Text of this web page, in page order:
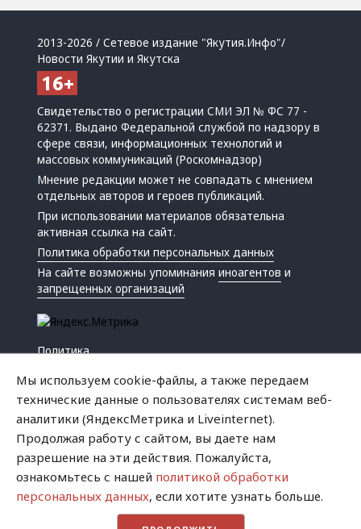
2013-2026 / Сетевое издание "Якутия.Инфо"/
Новости Якутии и Якутска
Свидетельство о регистрации СМИ ЭЛ № ФС 77 -
62371. Выдано Федеральной службой по надзору в
сфере связи, информационных технологий и
массовых коммуникаций (Роскомнадзор)
Мнение редакции может не совпадать с мнением
отдельных авторов и героев публикаций.
При использовании материалов обязательна
активная ссылка на сайт.
Политика обработки персональных данных
На сайте возможны упоминанияиноагентов и
запрещенных организаций
Политика
Криминал
Успех
Хватит это терпеть
Мы используем cookie-файлы, а также передаем
технические данные о пользователях системам веб-
аналитики (ЯндексМетрика и Liveinternet).
Продолжая работу с сайтом, вы даете нам
разрешение на эти действия. Пожалуйста,
ознакомьтесь с нашей политикой обработки
персональных данных, если хотите узнать больше.